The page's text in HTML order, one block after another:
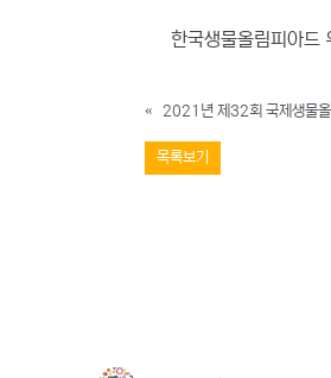
한국생물올림피아드
« 2021년 제32회 국제생물올
목록보기